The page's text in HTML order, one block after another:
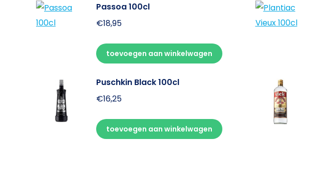
Passoa 100cl
€18,95
toevoegen aan winkelwagen
Puschkin Black 100cl
€16,25
toevoegen aan winkelwagen